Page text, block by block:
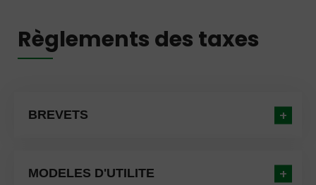
Règlements des taxes
BREVETS
MODELES D'UTILITE